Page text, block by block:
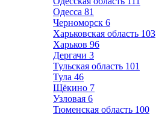
Одесса 81
Черноморск 6
Харьковская область 103
Харьков 96
Дергачи 3
Тульская область 101
Тула 46
Щёкино 7
Узловая 6
Тюменская область 100